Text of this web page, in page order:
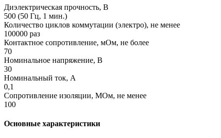
Диэлектрическая прочность, В
500 (50 Гц, 1 мин.)
Количество циклов коммутации (электро), не менее
100000 раз
Контактное сопротивление, мОм, не более
70
Номинальное напряжение, В
30
Номинальный ток, А
0,1
Сопротивление изоляции, МОм, не менее
100
Основные характеристики